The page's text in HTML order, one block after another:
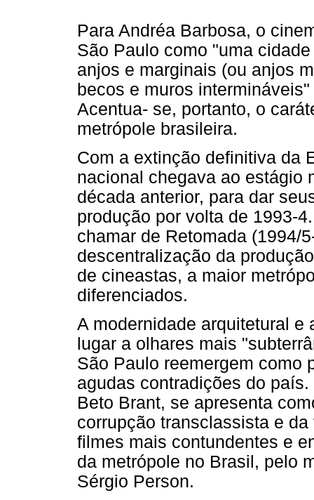
Para Andréa Barbosa, o
São Paulo como "uma
anjos e marginais (ou anjos
becos e muros intermináveis"
Acentua- se, portanto, o
metrópole brasileira.
Com a extinção definitiva da
nacional chegava ao estágio
década anterior, para dar
produção por volta de 1993-
chamar de Retomada (1994/
descentralização da
de cineastas, a maior
diferenciados.
A modernidade arquitetural
lugar a olhares mais
São Paulo reemergem como
agudas contradições do
Beto Brant, se apresenta
corrupção transclassista e
filmes mais contundentes e
da metrópole no Brasil, pelo
Sérgio Person.